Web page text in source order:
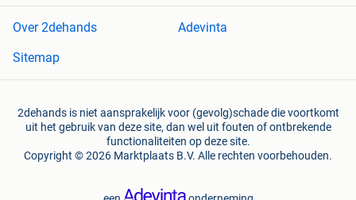
Over 2dehands
Adevinta
Sitemap
2dehands is niet aansprakelijk voor (gevolg)schade die voortkomt
uit het gebruik van deze site, dan wel uit fouten of ontbrekende
functionaliteiten op deze site.
Copyright © 2026 Marktplaats B.V. Alle rechten voorbehouden.